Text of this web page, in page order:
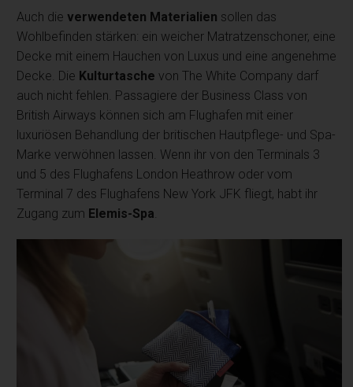
Auch die verwendeten Materialien sollen das
Wohlbefinden stärken: ein weicher Matratzenschoner, eine
Decke mit einem Hauchen von Luxus und eine angenehme
Decke. Die Kulturtasche von The White Company darf
auch nicht fehlen. Passagiere der Business Class von
British Airways können sich am Flughafen mit einer
luxuriösen Behandlung der britischen Hautpflege- und Spa-
Marke verwöhnen lassen. Wenn ihr von den Terminals 3
und 5 des Flughafens London Heathrow oder vom
Terminal 7 des Flughafens New York JFK fliegt, habt ihr
Zugang zum Elemis-Spa.